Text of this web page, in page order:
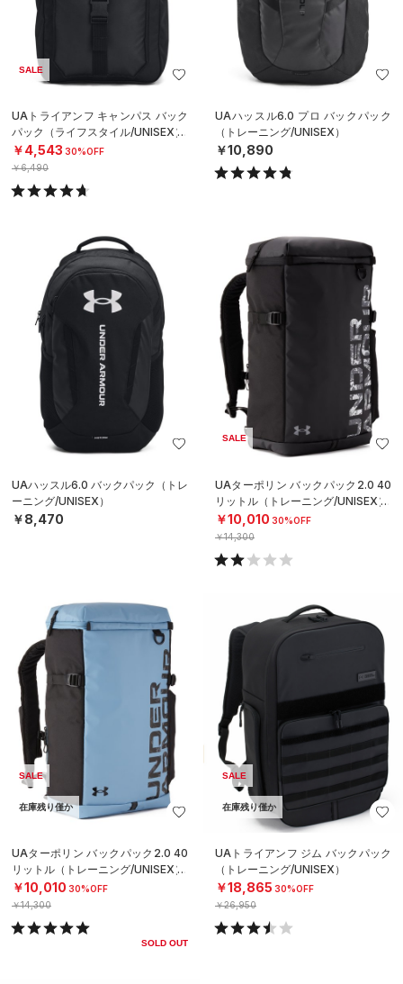
SALE
UAトライアンフ キャンパス バック
パック（ライフスタイル/UNISEX）
￥4,543 30%OFF
￥6,490
UAハッスル6.0 プロ バックパック
（トレーニング/UNISEX）
￥10,890
UAハッスル6.0 バックパック（トレ
ーニング/UNISEX）
￥8,470
SALE
UAターポリン バックパック2.0 40
リットル（トレーニング/UNISEX）
￥10,010 30%OFF
￥14,300
SALE
在庫残り僅か
UAターポリン バックパック2.0 40
リットル（トレーニング/UNISEX）
￥10,010 30%OFF
￥14,300
SOLD OUT
SALE
在庫残り僅か
UAトライアンフ ジム バックパック
（トレーニング/UNISEX）
￥18,865 30%OFF
￥26,950